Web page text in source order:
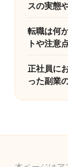
スの実態
転職は何
トや注意
正社員に
った副業